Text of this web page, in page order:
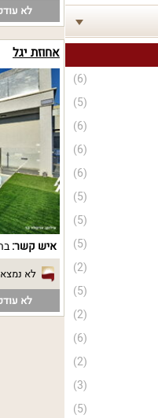
(6)
(5)
(6)
(6)
(6)
(5)
(5)
(5)
(2)
(5)
(2)
(6)
(2)
(3)
(5)
לא
אחוזת יגל
איש קשר:
לא
לא